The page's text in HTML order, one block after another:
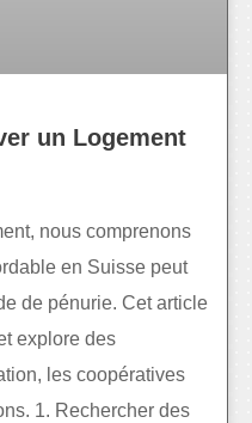
un Logement
nous comprenons
en Suisse peut
de pénurie. Cet article
explore des
les coopératives
1. Rechercher des